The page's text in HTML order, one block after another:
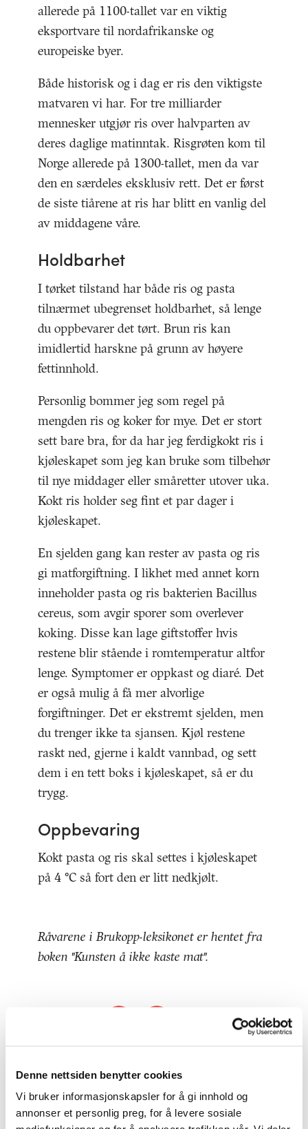
Denne nettsiden benytter cookies
Vi bruker informasjonskapsler for å gi innhold og
annonser et personlig preg, for å levere sosiale
allerede på 1100-tallet var en viktig
eksportvare til nordafrikanske og
europeiske byer.
Både historisk og i dag er ris den viktigste
matvaren vi har. For tre milliarder
mennesker utgjør ris over halvparten av
deres daglige matinntak. Risgrøten kom til
Norge allerede på 1300-tallet, men da var
den en særdeles eksklusiv rett. Det er først
de siste tiårene at ris har blitt en vanlig del
av middagene våre.
Holdbarhet
I tørket tilstand har både ris og pasta
tilnærmet ubegrenset holdbarhet, så lenge
du oppbevarer det tørt. Brun ris kan
imidlertid harskne på grunn av høyere
fettinnhold.
Personlig bommer jeg som regel på
mengden ris og koker for mye. Det er stort
sett bare bra, for da har jeg ferdigkokt ris i
kjøleskapet som jeg kan bruke som tilbehør
til nye middager eller småretter utover uka.
Kokt ris holder seg fint et par dager i
kjøleskapet.
En sjelden gang kan rester av pasta og ris
gi matforgiftning. I likhet med annet korn
inneholder pasta og ris bakterien Bacillus
cereus, som avgir sporer som overlever
koking. Disse kan lage giftstoffer hvis
restene blir stående i romtemperatur altfor
lenge. Symptomer er oppkast og diaré. Det
er også mulig å få mer alvorlige
forgiftninger. Det er ekstremt sjelden, men
du trenger ikke ta sjansen. Kjøl restene
raskt ned, gjerne i kaldt vannbad, og sett
dem i en tett boks i kjøleskapet, så er du
trygg.
Oppbevaring
Kokt pasta og ris skal settes i kjøleskapet
på 4 °C så fort den er litt nedkjølt.
Råvarene i Brukopp-leksikonet er hentet fra
boken "Kunsten å ikke kaste mat".
OPPSKRIFTER MED PASTA OG RIS